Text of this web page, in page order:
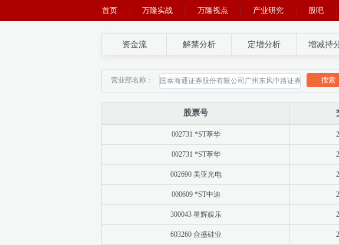
首页 万隆实战 万隆视点 产业研究 股吧
资金流 解禁分析 定增分析 增减持
营业部名称： 搜索
股票号
002731 *ST萃华
002731 *ST萃华
002690 美亚光电
000609 *ST中迪
300043 星辉娱乐
603260 合盛硅业